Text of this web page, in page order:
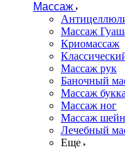
Массаж
Массаж
Криомассаж
Массаж рук
Баночный
Массаж
Массаж ног
Массаж
Лечебный
Еще